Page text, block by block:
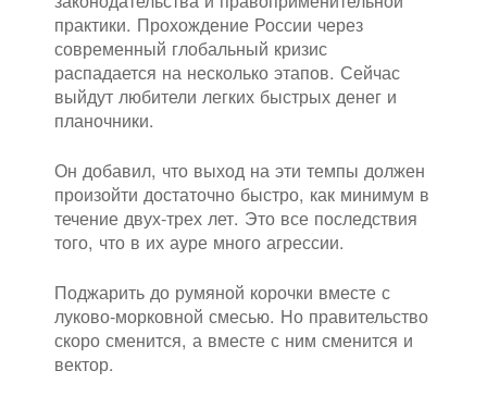
практики. Прохождение России через
современный глобальный кризис
распадается на несколько этапов. Сейчас
выйдут любители легких быстрых денег и
планочники.
Он добавил, что выход на эти темпы должен
произойти достаточно быстро, как минимум в
течение двух-трех лет. Это все последствия
того, что в их ауре много агрессии.
Поджарить до румяной корочки вместе с
луково-морковной смесью. Но правительство
скоро сменится, а вместе с ним сменится и
вектор.